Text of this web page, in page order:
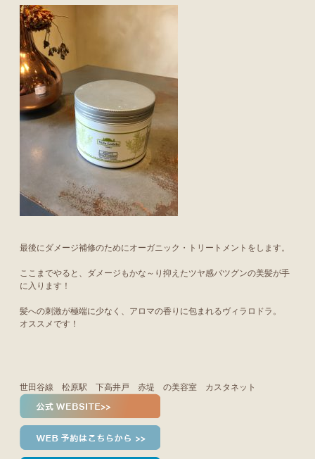
最後にダメージ補修のためにオーガニック・トリートメントをします。
ここまでやると、ダメージもかな～り抑えたツヤ感バツグンの美髪が手
に入ります！
髪への刺激が極端に少なく、アロマの香りに包まれるヴィラロドラ。
オススメです！
世田谷線 松原駅 下高井戸 赤堤 の美容室 カスタネット